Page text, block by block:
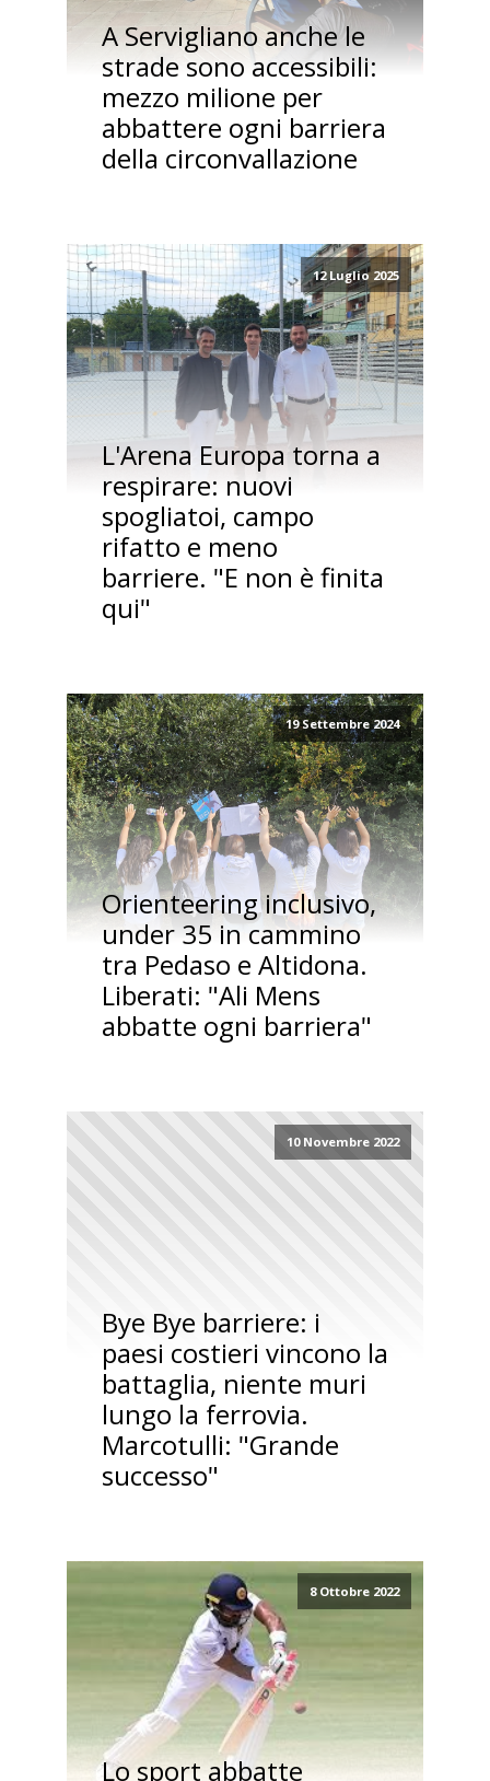
A Servigliano anche le
strade sono accessibili:
mezzo milione per
abbattere ogni barriera
della circonvallazione
12 Luglio 2025
L'Arena Europa torna a
respirare: nuovi
spogliatoi, campo
rifatto e meno
barriere. "E non è finita
qui"
19 Settembre 2024
Orienteering inclusivo,
under 35 in cammino
tra Pedaso e Altidona.
Liberati: "Ali Mens
abbatte ogni barriera"
10 Novembre 2022
Bye Bye barriere: i
paesi costieri vincono la
battaglia, niente muri
lungo la ferrovia.
Marcotulli: "Grande
successo"
8 Ottobre 2022
Lo sport abbatte